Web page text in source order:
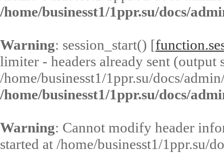
/home/businesst1/1ppr.su/docs/
Warning: session_start() [
limiter - headers already sent (output
/home/businesst1/1ppr.su/docs/
/home/businesst1/1ppr.su/docs/
Warning: Cannot modify header
started at /home/businesst1/1ppr.su/